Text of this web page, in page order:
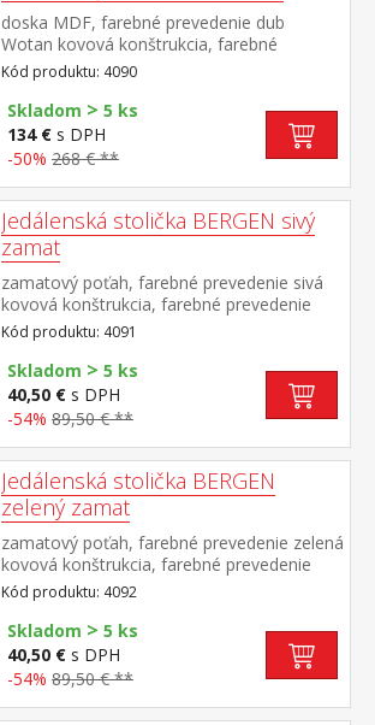
doska MDF, farebné prevedenie dub
Wotan kovová konštrukcia, farebné
prevedenie čierna
Kód produktu: 4090
Skladom > 5 ks
134 € s DPH
-50% 268 € **
Jedálenská stolička BERGEN sivý
zamat
zamatový poťah, farebné prevedenie sivá
kovová konštrukcia, farebné prevedenie
čierna výška sedu 49 cm
Kód produktu: 4091
Skladom > 5 ks
40,50 € s DPH
-54% 89,50 € **
Jedálenská stolička BERGEN
zelený zamat
zamatový poťah, farebné prevedenie zelená
kovová konštrukcia, farebné prevedenie
čierna výška sedu 49 cm
Kód produktu: 4092
Skladom > 5 ks
40,50 € s DPH
-54% 89,50 € **